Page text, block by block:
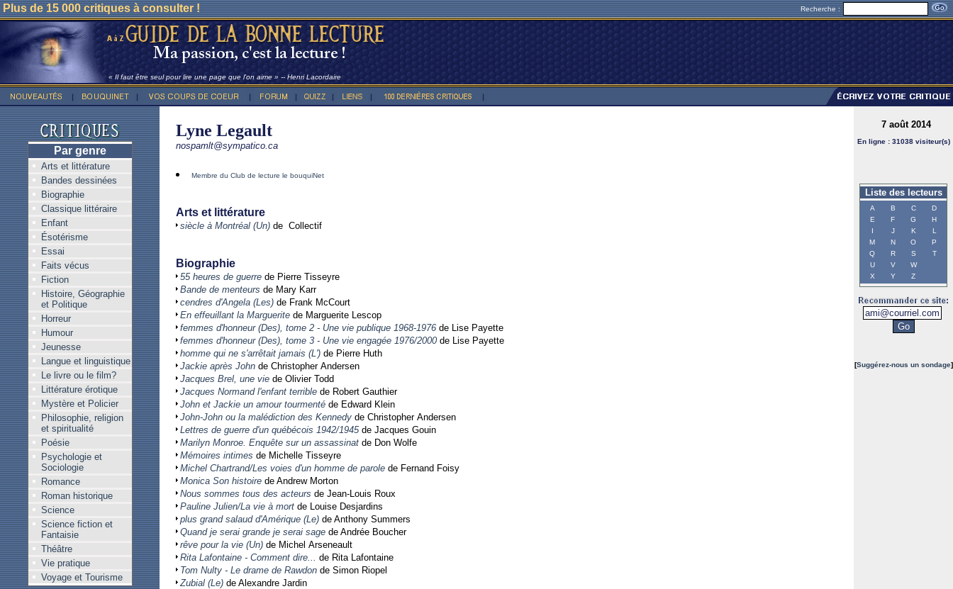
Plus de 15 000 critiques à consulter ! Recherche :
« Il faut être seul pour lire une page que l'on aime » -- Henri Lacordaire
Par genre
Arts et littérature
Bandes dessinées
Biographie
Classique littéraire
Enfant
Ésotérisme
Essai
Faits vécus
Fiction
Histoire, Géographie
et Politique
Horreur
Humour
Jeunesse
Langue et linguistique
Le livre ou le film?
Littérature érotique
Mystère et Policier
Philosophie, religion
et spiritualité
Poésie
Psychologie et
Sociologie
Romance
Roman historique
Science
Science fiction et
Fantaisie
Théâtre
Vie pratique
Voyage et Tourisme
Lyne Legault
nospamlt@sympatico.ca
Membre du Club de lecture le bouquiNet
Arts et littérature
siècle à Montréal (Un) de Collectif
Biographie
55 heures de guerre de Pierre Tisseyre
Bande de menteurs de Mary Karr
cendres d'Angela (Les) de Frank McCourt
En effeuillant la Marguerite de Marguerite Lescop
femmes d'honneur (Des), tome 2 - Une vie publique 1968-1976 de Lise Payette
femmes d'honneur (Des), tome 3 - Une vie engagée 1976/2000 de Lise Payette
homme qui ne s'arrêtait jamais (L') de Pierre Huth
Jackie après John de Christopher Andersen
Jacques Brel, une vie de Olivier Todd
Jacques Normand l'enfant terrible de Robert Gauthier
John et Jackie un amour tourmenté de Edward Klein
John-John ou la malédiction des Kennedy de Christopher Andersen
Lettres de guerre d'un québécois 1942/1945de Jacques Gouin
Marilyn Monroe. Enquête sur un assassinat de Don Wolfe
Mémoires intimes de Michelle Tisseyre
Michel Chartrand/Les voies d'un homme de parole de Fernand Foisy
Monica Son histoire de Andrew Morton
Nous sommes tous des acteurs de Jean-Louis Roux
Pauline Julien/La vie à mort de Louise Desjardins
plus grand salaud d'Amérique (Le) de Anthony Summers
Quand je serai grande je serai sage de Andrée Boucher
rêve pour la vie (Un) de Michel Arseneault
Rita Lafontaine - Comment dire... de Rita Lafontaine
Tom Nulty - Le drame de Rawdon de Simon Riopel
Zubial (Le) de Alexandre Jardin
7 août 2014
En ligne : 31038 visiteur(s)
Liste des lecteurs
A B C
D
E
F G
H
I
J K
L
M
N O
P
Q
R S
T
U
V
W
X
Y Z
[Suggérez-nous un sondage]